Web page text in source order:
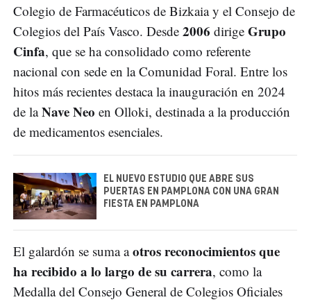
Colegio de Farmacéuticos de Bizkaia y el Consejo de
Colegios del País Vasco. Desde 2006 dirige Grupo
Cinfa, que se ha consolidado como referente
nacional con sede en la Comunidad Foral. Entre los
hitos más recientes destaca la inauguración en 2024
de laNave Neo en Olloki, destinada a la producción
de medicamentos esenciales.
EL NUEVO ESTUDIO QUE ABRE SUS
PUERTAS EN PAMPLONA CON UNA GRAN
FIESTA EN PAMPLONA
El galardón se suma aotros reconocimientos que
ha recibido a lo largo de su carrera, como la
Medalla del Consejo General de Colegios Oficiales